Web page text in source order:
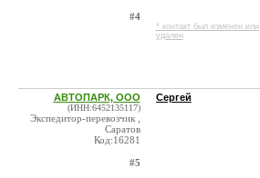
#4
* контакт был изменен или
удален
АВТОПАРК, ООО
(ИНН:6452135117)
Экспедитор-перевозчик ,
Саратов
Код:16281
#5
Сергей